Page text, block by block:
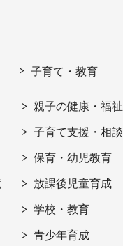
子育て・教育
親子の健康・福祉
子育て支援・相談
保育・幼児教育
放課後児童育成
学校・教育
青少年育成